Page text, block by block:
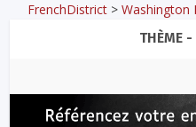
FrenchDistrict >Washington
THÈME -